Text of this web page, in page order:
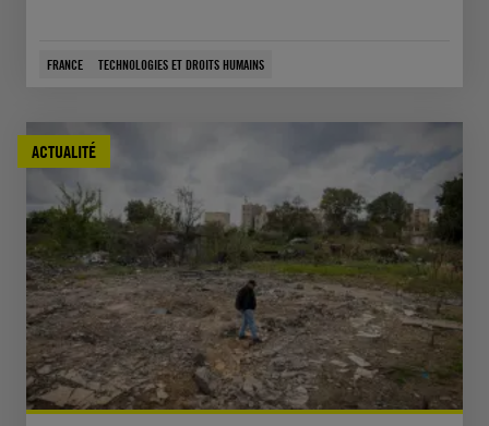
FRANCE TECHNOLOGIES ET DROITS HUMAINS
ACTUALITÉ